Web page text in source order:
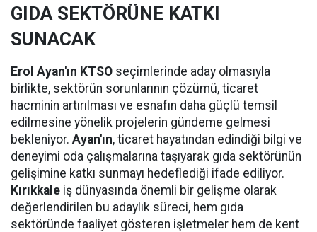
GIDA SEKTÖRÜNE KATKI
SUNACAK
Erol Ayan'ın KTSO seçimlerinde aday olmasıyla
birlikte, sektörün sorunlarının çözümü, ticaret
hacminin artırılması ve esnafın daha güçlü temsil
edilmesine yönelik projelerin gündeme gelmesi
bekleniyor. Ayan'ın, ticaret hayatından edindiği bilgi ve
deneyimi oda çalışmalarına taşıyarak gıda sektörünün
gelişimine katkı sunmayı hedeflediği ifade ediliyor.
Kırıkkale iş dünyasında önemli bir gelişme olarak
değerlendirilen bu adaylık süreci, hem gıda
sektöründe faaliyet gösteren işletmeler hem de kent